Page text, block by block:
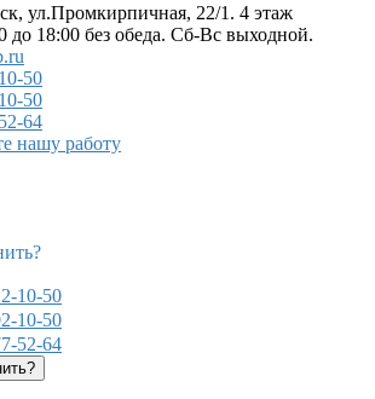
ул.Промкирпичная, 22/1. 4 этаж
до 18:00 без обеда. Сб-Вс выходной.
50
50
64
нашу работу
10-50
10-50
52-64